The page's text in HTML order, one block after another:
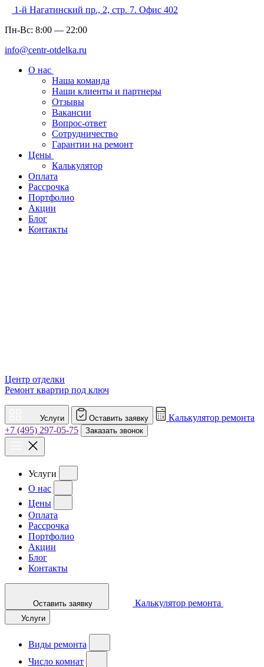
1-й Нагатинский пр., 2, стр. 7. Офис 402
Пн-Вс: 8:00 — 22:00
info@centr-otdelka.ru
О нас
Наша команда
Наши клиенты и партнеры
Отзывы
Вакансии
Вопрос-ответ
Сотрудничество
Гарантии на ремонт
Цены
Калькулятор
Оплата
Рассрочка
Портфолио
Акции
Блог
Контакты
Центр отделки
Ремонт квартир под ключ
Услуги Оставить заявку
Калькулятор ремонта
+7 (495) 297-05-75
Заказать звонок
Услуги
О нас
Цены
Оплата
Рассрочка
Портфолио
Акции
Блог
Контакты
Оставить заявку Калькулятор ремонта
Услуги
Виды ремонта
Число комнат